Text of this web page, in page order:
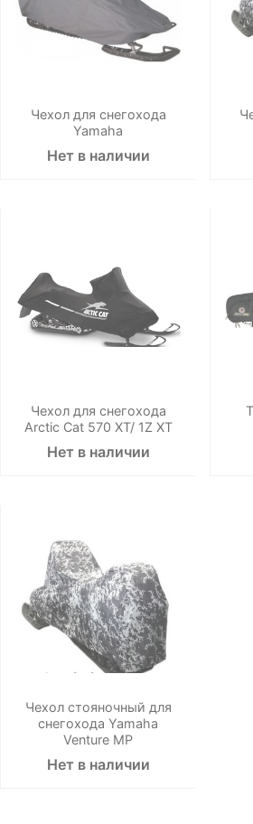
Чехол для снегохода
Yamaha
Нет в наличии
Чехол для снегохода
Arctic Cat 570 XT/ 1Z XT
Нет в наличии
Чехол стояночный для
снегохода Yamaha
Venture MP
Нет в наличии